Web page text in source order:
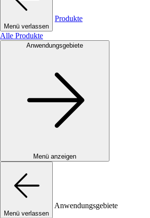
Menü verlassen
Produkte
Alle Produkte
Anwendungsgebiete
Menü anzeigen
Menü verlassen
Anwendungsgebiete